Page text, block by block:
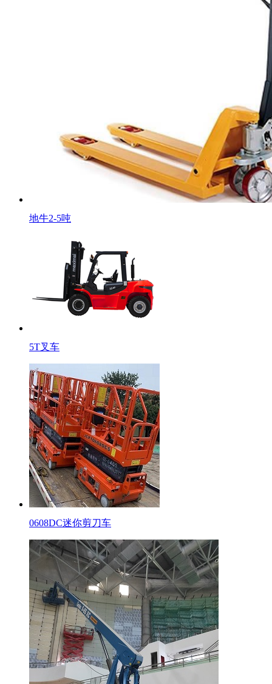
地牛2-5吨
5T叉车
0608DC迷你剪刀车